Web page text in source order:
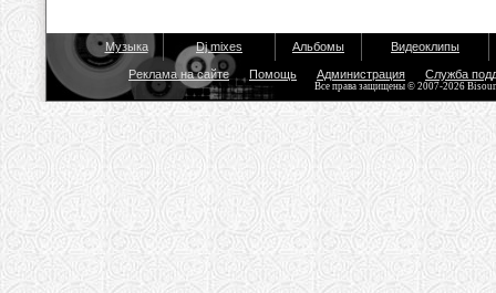
Музыка Dj mixes Альбомы Видеоклипы
Реклама на сайте Помощь Администрация Служба
Все права защищены © 2007-2026